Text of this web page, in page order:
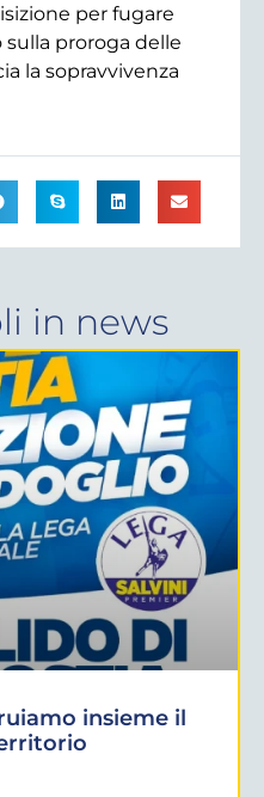
per fugare
proroga delle
la sopravvivenza
in news
insieme il